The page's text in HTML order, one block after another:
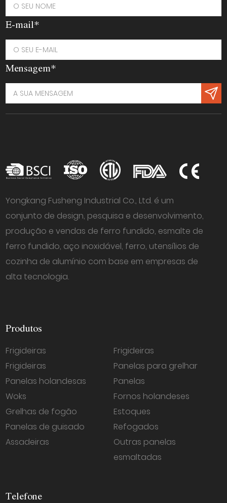
E-mail*
Mensagem*
Yongkang Fusheng Industrial Co., Ltd. é um
conjunto de design, pesquisa e desenvolvimento,
produção e vendas de ferro fundido, esmalte de
ferro fundido, aço inoxidável, ferro, utensílios de
cozinha de alumínio com base em empresas de
alta tecnologia.
Produtos
Frigideiras
Frigideiras
Panelas holandesas
Woks
Grelhas de fogão
Panelas de guisado
Assadeiras
Frigideiras
Panelas para grelhar
Panelas
Fornos holandeses
Estoques
Refogados
Outras panelas
esmaltadas
Telefone